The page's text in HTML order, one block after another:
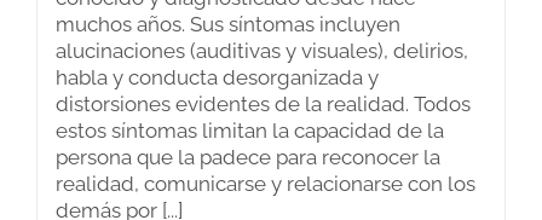
muchos años. Sus síntomas incluyen
alucinaciones (auditivas y visuales), delirios,
habla y conducta desorganizada y
distorsiones evidentes de la realidad. Todos
estos síntomas limitan la capacidad de la
persona que la padece para reconocer la
realidad, comunicarse y relacionarse con los
demás por [...]